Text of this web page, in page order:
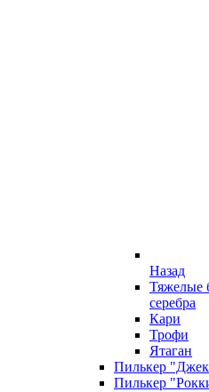
Назад
Тяжелые
серебра
Кари
Трофи
Ятаган
Пилькер
Пилькер